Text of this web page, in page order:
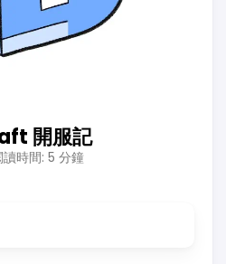
開服記
讀時間: 5 分鐘